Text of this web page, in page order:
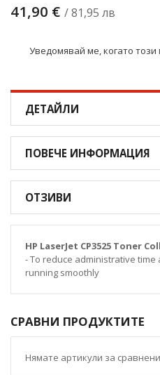
41,90 € / 81,95 лв
Уведомявай ме, когато този
ДЕТАЙЛИ
ПОВЕЧЕ ИНФОРМАЦИЯ
ОТЗИВИ
HP LaserJet CP3525 Toner
- To reduce administrative
running smoothly
СРАВНИ ПРОДУКТИТЕ
Нямате артикули за